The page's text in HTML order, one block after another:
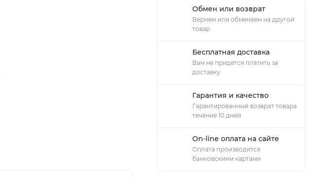
Обмен или возврат
Вернем или обменяем на другой
товар
Бесплатная доставка
Вам не придется платить за
доставку
Гарантия и качество
Гарантированный возврат товара
течение 10 дней
On-line оплата на сайте
Оплата производится
банковскими картами